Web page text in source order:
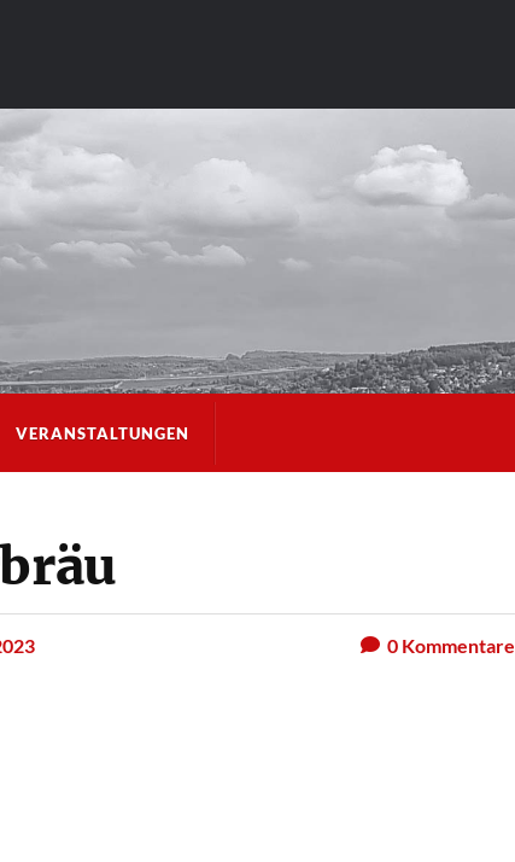
VERANSTALTUNGEN
0Kommentare